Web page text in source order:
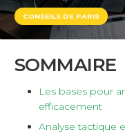
CONSEILS DE PARIS
SOMMAIRE
Les bases pour
efficacement
Analyse tactique